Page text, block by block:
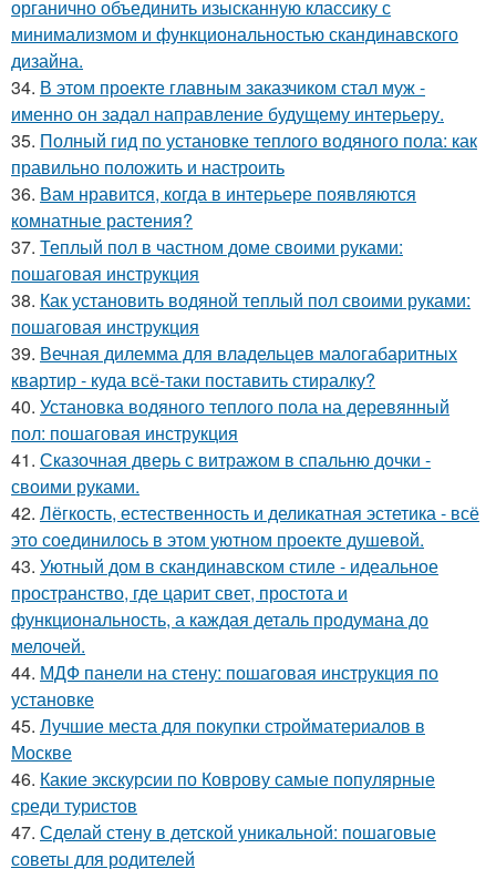
органично объединить изысканную классику с
минимализмом и функциональностью скандинавского
дизайна.
34. В этом проекте главным заказчиком стал муж -
именно он задал направление будущему интерьеру.
35. Полный гид по установке теплого водяного пола: как
правильно положить и настроить
36. Вам нравится, когда в интерьере появляются
комнатные растения?
37. Теплый пол в частном доме своими руками:
пошаговая инструкция
38. Как установить водяной теплый пол своими руками:
пошаговая инструкция
39. Вечная дилемма для владельцев малогабаритных
квартир - куда всё-таки поставить стиралку?
40. Установка водяного теплого пола на деревянный
пол: пошаговая инструкция
41. Сказочная дверь с витражом в спальню дочки -
своими руками.
42. Лёгкость, естественность и деликатная эстетика - всё
это соединилось в этом уютном проекте душевой.
43. Уютный дом в скандинавском стиле - идеальное
пространство, где царит свет, простота и
функциональность, а каждая деталь продумана до
мелочей.
44. МДФ панели на стену: пошаговая инструкция по
установке
45. Лучшие места для покупки стройматериалов в
Москве
46. Какие экскурсии по Коврову самые популярные
среди туристов
47. Сделай стену в детской уникальной: пошаговые
советы для родителей